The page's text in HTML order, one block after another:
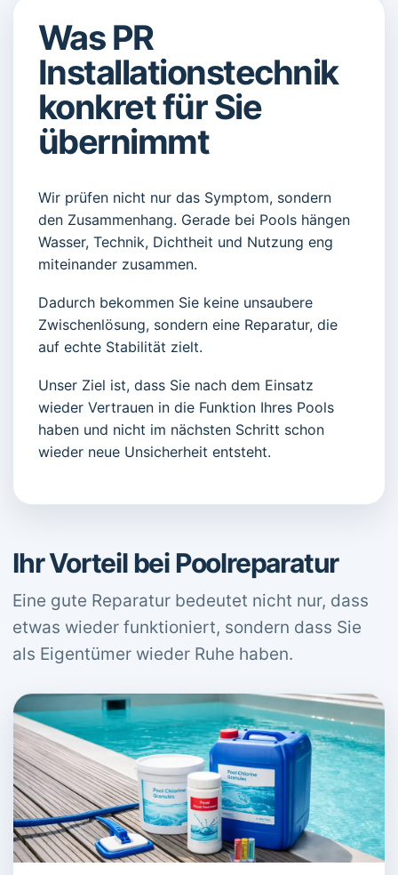
Was PR
Installationstechnik
konkret für Sie
übernimmt
Wir prüfen nicht nur das Symptom, sondern
den Zusammenhang. Gerade bei Pools hängen
Wasser, Technik, Dichtheit und Nutzung eng
miteinander zusammen.
Dadurch bekommen Sie keine unsaubere
Zwischenlösung, sondern eine Reparatur, die
auf echte Stabilität zielt.
Unser Ziel ist, dass Sie nach dem Einsatz
wieder Vertrauen in die Funktion Ihres Pools
haben und nicht im nächsten Schritt schon
wieder neue Unsicherheit entsteht.
Ihr Vorteil bei Poolreparatur
Eine gute Reparatur bedeutet nicht nur, dass
etwas wieder funktioniert, sondern dass Sie
als Eigentümer wieder Ruhe haben.